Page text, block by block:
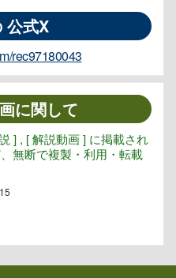
公式X
rec97180043
に関して
] , [ 解説動画 ] に掲載され
無断で複製・利用・転載